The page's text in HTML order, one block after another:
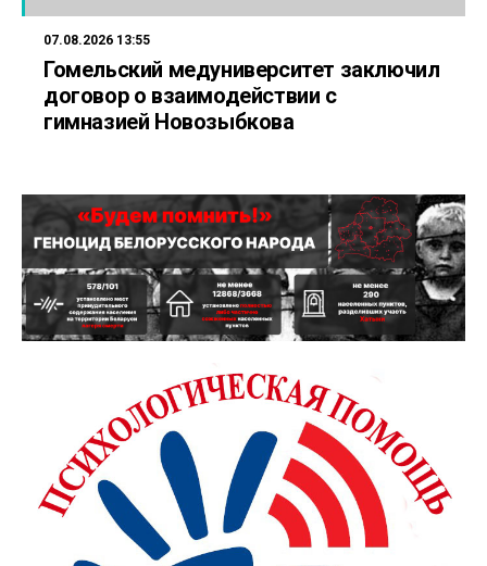
07.08.2026 13:55
Гомельский медуниверситет заключил
договор о взаимодействии с
гимназией Новозыбкова